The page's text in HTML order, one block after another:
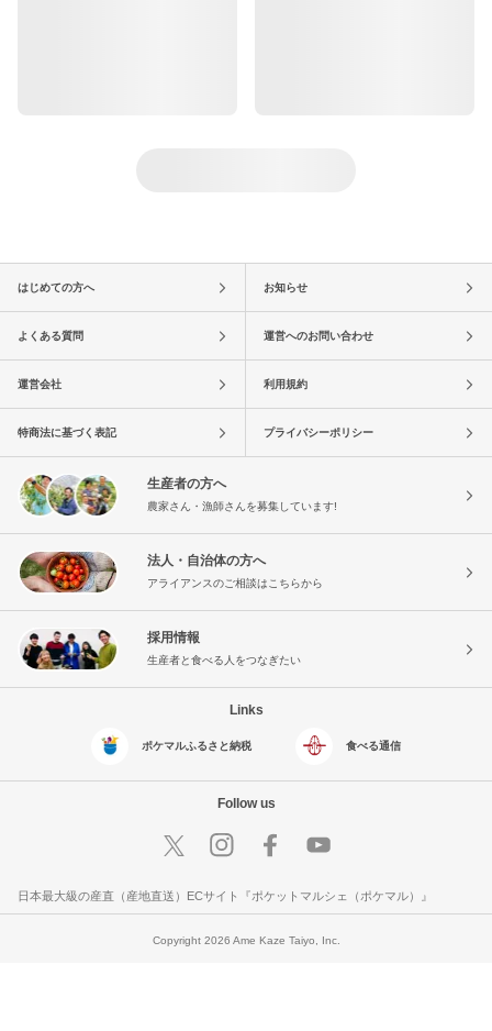
はじめての方へ お知らせ
よくある質問 運営へのお問い合わせ
運営会社 利用規約
特商法に基づく表記 プライバシーポリシー
生産者の方へ
農家さん・漁師さんを募集しています!
法人・自治体の方へ
アライアンスのご相談はこちらから
採用情報
生産者と食べる人をつなぎたい
Links
ポケマルふるさと納税 食べる通信
Follow us
日本最大級の産直（産地直送）ECサイト『ポケットマルシェ（ポケマル）』
Copyright 2026 Ame Kaze Taiyo, Inc.